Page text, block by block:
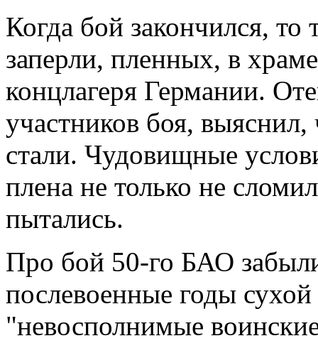
Когда бой закончился,
заперли, пленных, в
концлагеря Германии.
участников боя,
стали. Чудовищные
плена не только не
пытались.
Про бой 50-го БАО
послевоенные годы сухой
"невосполнимые